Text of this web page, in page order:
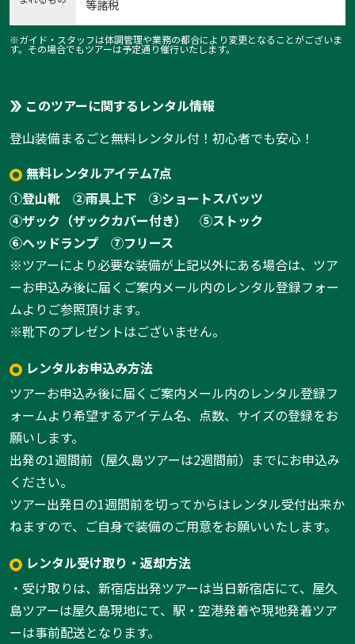
等諸税
※ガイド・スタッフは体調管理や業務の都合により変更となることがございま
す。その場合でもツアーは予定通り催行いたします。
このツアーに関するレンタル情報
登山装備まるごと無料レンタル付！初心者でも安心！
無料レンタルアイテム7点
①登山靴
②雨具上下
③ショートスパッツ
④ザック（ザックカバー付き）
⑤ストック
⑥ヘッドランプ
⑦フリース
※ツアーにより必要な装備が上記以外にある場合は、ツア
ーお申込み後に届くご案内メール内のレンタル登録フォー
ムよりご参照頂けます。
※靴下のプレゼントはございません。
レンタルお申込み方法
ツアーお申込み後に届くご案内メール内のレンタル登録フ
ォームより希望するアイテム名、点数、サイズの登録をお
願いします。
出発の1週間前（屋久島ツアーは2週間前）までにお申込み
ください。
ツアー出発日の1週間前を切ってからはレンタル受付出来か
ねますので、ご自身で装備のご用意をお願いいたします。
レンタル受け取り・返却方法
・受け取りは、新宿店出発ツアーは当日新宿店にて、屋久
島ツアーは屋久島現地にて、駅・空港発着や現地発着ツア
ーは事前配送となります。
1/4